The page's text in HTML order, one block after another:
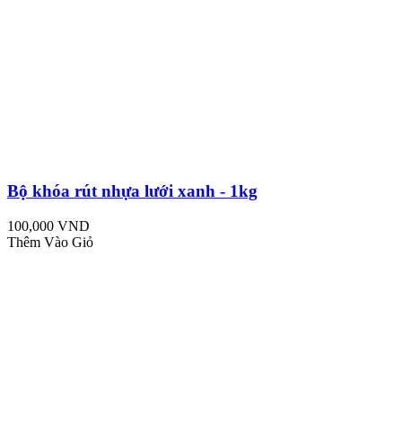
Bộ khóa rút nhựa lưới xanh - 1kg
100,000 VND
Thêm Vào Giỏ